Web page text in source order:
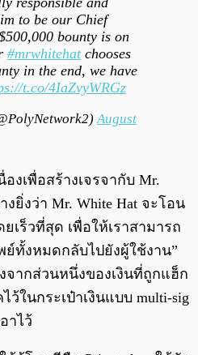
to be our Chief
bounty is on
#mrwhitehatchooses
in the end, we have
t.co/4IaZvyWRGz
August
งเพื่อสร้างเจรจากับ Mr.
งยิ่งว่า Mr. White Hat จะโอน
ยเร็วที่สุด เพื่อให้เราสามารถ
ทั้งหมดกลับไปยังผู้ใช้งาน”
จากส่วนหนึ่งของเงินที่ถูกแฮ็ก
ว้ในกระเป๋าเงินแบบ multi-sig
าไว้